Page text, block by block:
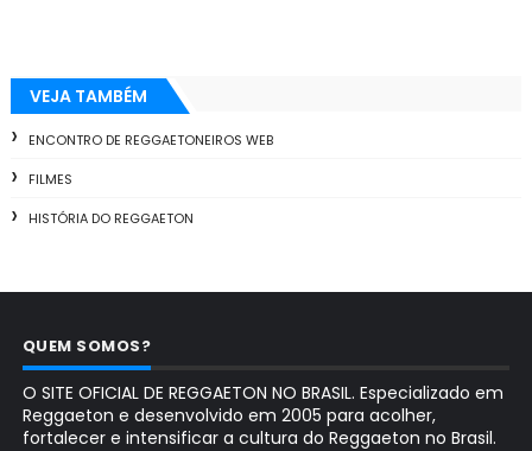
VEJA TAMBÉM
ENCONTRO DE REGGAETONEIROS WEB
FILMES
HISTÓRIA DO REGGAETON
QUEM SOMOS?
O SITE OFICIAL DE REGGAETON NO BRASIL. Especializado em
Reggaeton e desenvolvido em 2005 para acolher,
fortalecer e intensificar a cultura do Reggaeton no Brasil.